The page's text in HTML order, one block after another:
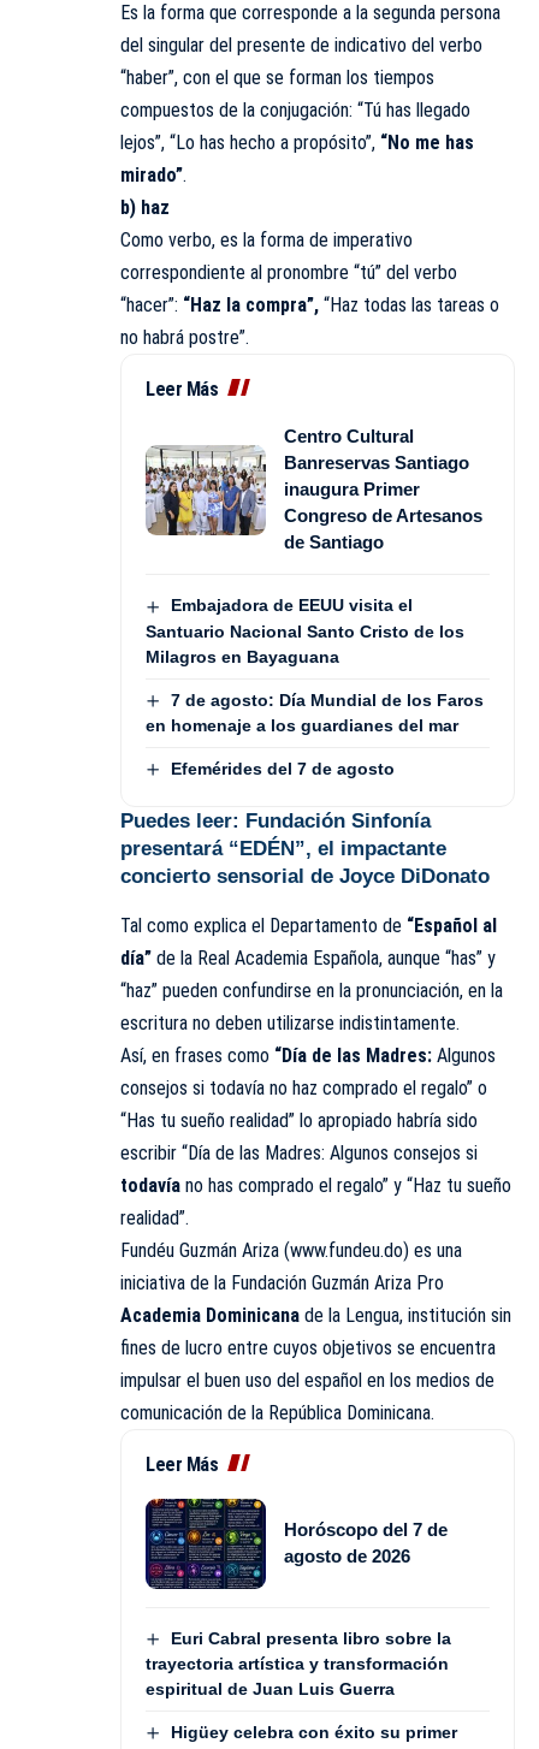
Es la forma que corresponde a la segunda persona
del singular del presente de indicativo del verbo
“haber”, con el que se forman los tiempos
compuestos de la conjugación: “Tú has llegado
lejos”, “Lo has hecho a propósito”, “No me has
mirado”.
b) haz
Como verbo, es la forma de imperativo
correspondiente al pronombre “tú” del verbo
“hacer”: “Haz la compra”, “Haz todas las tareas o
no habrá postre”.
Leer Más
Centro Cultural
Banreservas Santiago
inaugura Primer
Congreso de Artesanos
de Santiago
Embajadora de EEUU visita el
Santuario Nacional Santo Cristo de los
Milagros en Bayaguana
7 de agosto: Día Mundial de los Faros
en homenaje a los guardianes del mar
Efemérides del 7 de agosto
Puedes leer: Fundación Sinfonía
presentará “EDÉN”, el impactante
concierto sensorial de Joyce DiDonato
Tal como explica el Departamento de “Español al
día” de la Real Academia Española, aunque “has” y
“haz” pueden confundirse en la pronunciación, en la
escritura no deben utilizarse indistintamente.
Así, en frases como “Día de las Madres: Algunos
consejos si todavía no haz comprado el regalo” o
“Has tu sueño realidad” lo apropiado habría sido
escribir “Día de las Madres: Algunos consejos si
todavía no has comprado el regalo” y “Haz tu sueño
realidad”.
Fundéu Guzmán Ariza (www.fundeu.do) es una
iniciativa de la Fundación Guzmán Ariza Pro
Academia Dominicana de la Lengua, institución sin
fines de lucro entre cuyos objetivos se encuentra
impulsar el buen uso del español en los medios de
comunicación de la República Dominicana.
Leer Más
Horóscopo del 7 de
agosto de 2026
Euri Cabral presenta libro sobre la
trayectoria artística y transformación
espiritual de Juan Luis Guerra
Higüey celebra con éxito su primer